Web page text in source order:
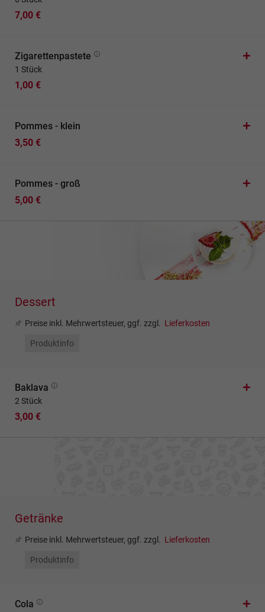
7,00 €
Zigarettenpastete
1 Stück
1,00 €
Pommes - klein
3,50 €
Pommes - groß
5,00 €
Dessert
Preise inkl. Mehrwertsteuer, ggf. zzgl. Lieferkosten
Produktinfo
Baklava
2 Stück
3,00 €
Getränke
Preise inkl. Mehrwertsteuer, ggf. zzgl. Lieferkosten
Produktinfo
Cola